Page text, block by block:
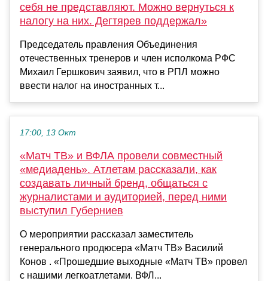
себя не представляют. Можно вернуться к
налогу на них. Дегтярев поддержал»
Председатель правления Объединения
отечественных тренеров и член исполкома РФС
Михаил Гершкович заявил, что в РПЛ можно
ввести налог на иностранных т...
17:00, 13 Окт
«Матч ТВ» и ВФЛА провели совместный
«медиадень». Атлетам рассказали, как
создавать личный бренд, общаться с
журналистами и аудиторией, перед ними
выступил Губерниев
О мероприятии рассказал заместитель
генерального продюсера «Матч ТВ» Василий
Конов . «Прошедшие выходные «Матч ТВ» провел
с нашими легкоатлетами. ВФЛ...